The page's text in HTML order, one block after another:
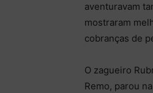
aventuravam
mostraram
cobranças de
O zagueiro
Remo, parou